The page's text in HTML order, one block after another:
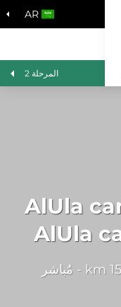
AR
المرحلة 2
AlUla
AlUla